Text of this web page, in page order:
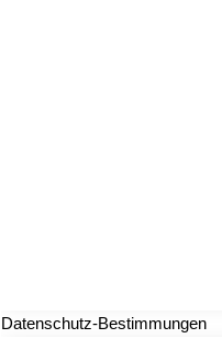
Datenschutz-Bestimmungen